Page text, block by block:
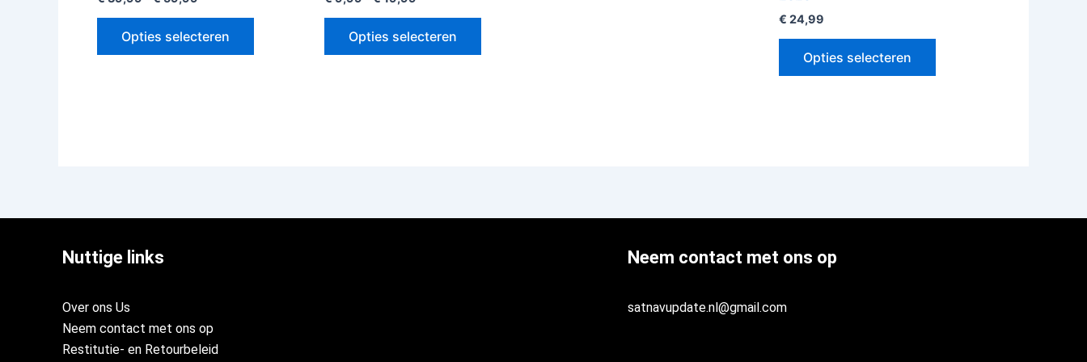
Opties selecteren Opties selecteren
€ 24,99
Opties selecteren
Nuttige links
Over ons Us
Neem contact met ons op
Restitutie- en Retourbeleid
Neem contact met ons op
satnavupdate.nl@gmail.com